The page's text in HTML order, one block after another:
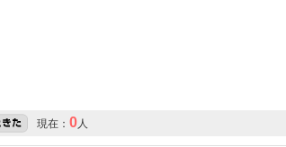
現在： 0人